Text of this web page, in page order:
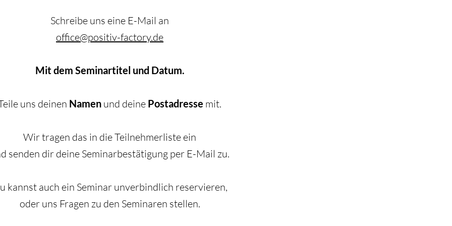
Schreibe uns eine E-Mail an
office@positiv-factory.de
Mit dem Seminartitel und Datum.
uns deinen Namen und deine Postadresse mit.
Wir tragen das in die Teilnehmerliste ein
senden dir deine Seminarbestätigung per E-Mail zu.
kannst auch ein Seminar unverbindlich reservieren,
oder uns Fragen zu den Seminaren stellen.